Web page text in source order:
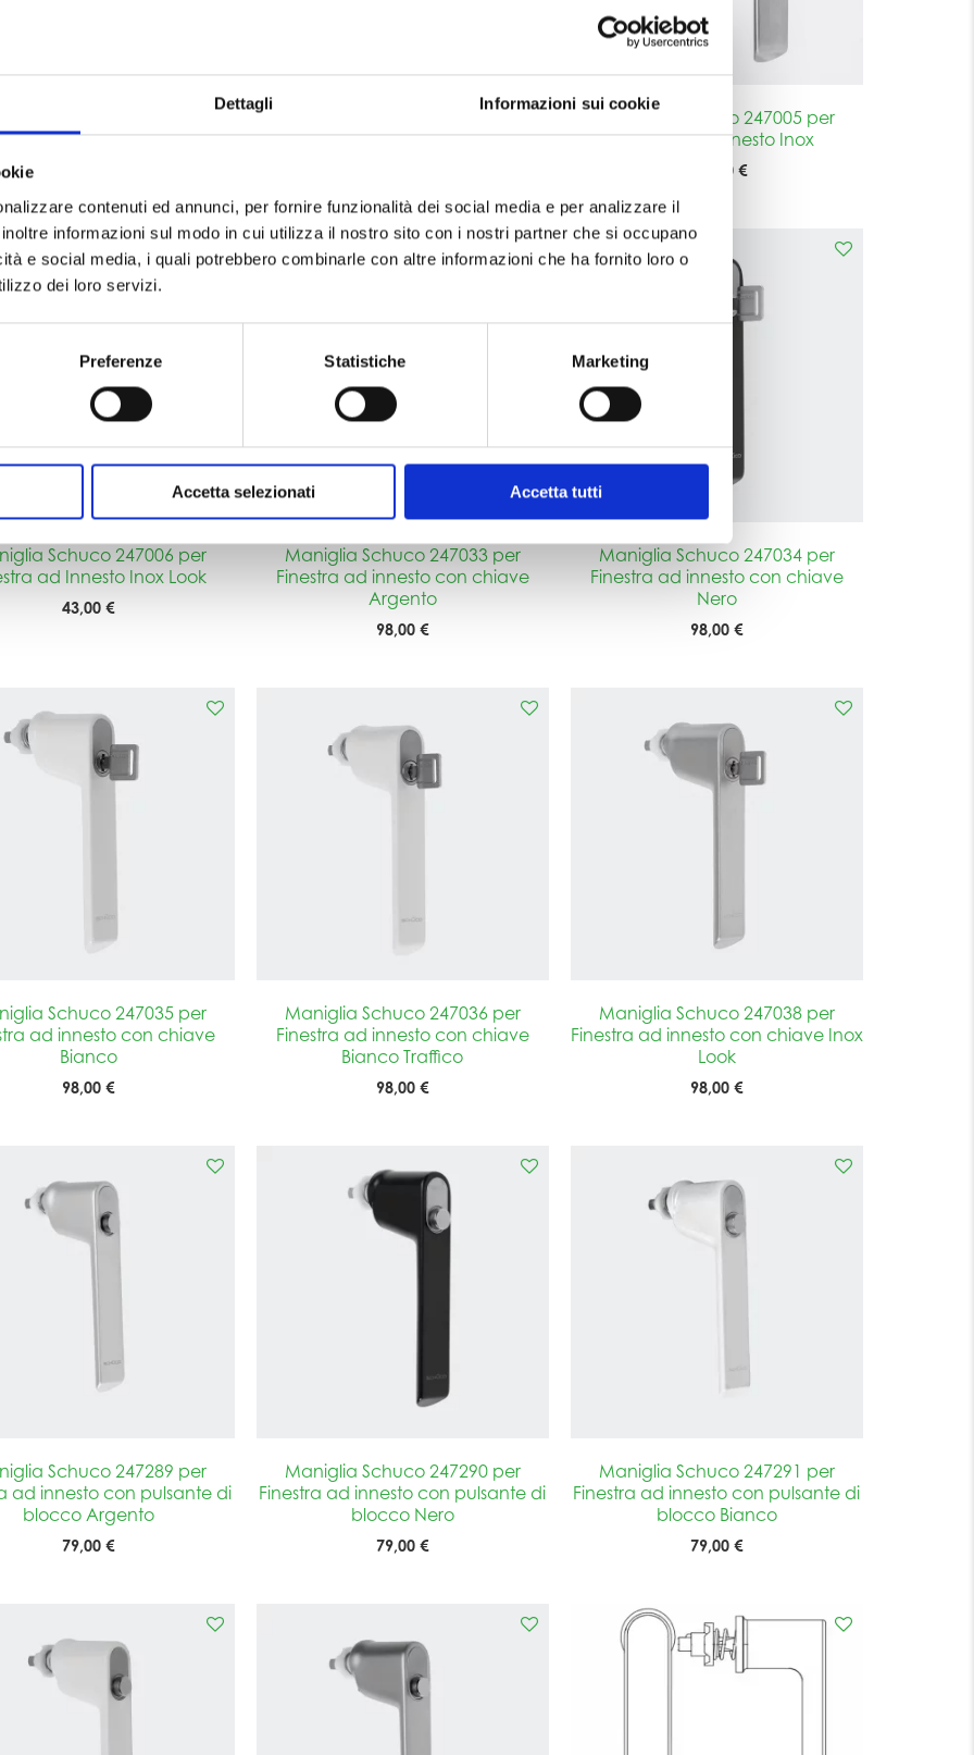
Dettagli Informazioni sui cookie
contenuti ed annunci, per fornire funzionalità dei social media e per analizzare il
informazioni sul modo in cui utilizza il nostro sito con i nostri partner che si occupano
e social media, i quali potrebbero combinarle con altre informazioni che ha fornito loro o
dei loro servizi.
Preferenze Statistiche Marketing
Accetta selezionati Accetta tutti
ad Innesto Bianco
Finestra ad Innesto Bianco Traffico
Maniglia Schuco 247005 per
Finestra ad Innesto Inox
109,00 €
Schuco 247006 per
ad Innesto Inox Look
43,00 €
Maniglia Schuco 247033 per
Finestra ad innesto con chiave
Argento
98,00 €
Maniglia Schuco 247034 per
Finestra ad innesto con chiave
Nero
98,00 €
Schuco 247035 per
ad innesto con chiave
Bianco
98,00 €
Maniglia Schuco 247036 per
Finestra ad innesto con chiave
Bianco Traffico
98,00 €
Maniglia Schuco 247038 per
Finestra ad innesto con chiave Inox
Look
98,00 €
Schuco 247289 per
ad innesto con pulsante di
blocco Argento
79,00 €
Maniglia Schuco 247290 per
Finestra ad innesto con pulsante di
blocco Nero
79,00 €
Maniglia Schuco 247291 per
Finestra ad innesto con pulsante di
blocco Bianco
79,00 €